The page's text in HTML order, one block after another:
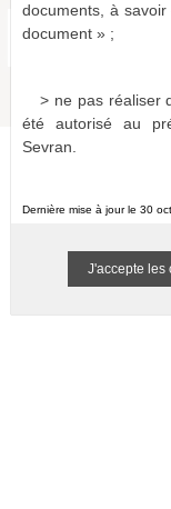
Bulletins et
documents, à
document » ;
> ne pas réaliser
été autorisé au
Sevran.
Dernière mise à jour le 30